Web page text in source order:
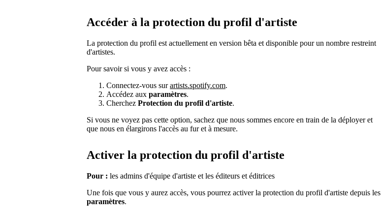
Accéder à la protection du profil d'artiste
La protection du profil est actuellement en version bêta et disponible pour un nombre restreint
d'artistes.
Pour savoir si vous y avez accès :
Connectez-vous surartists.spotify.com.
Accédez aux paramètres.
Cherchez Protection du profil d'artiste.
Si vous ne voyez pas cette option, sachez que nous sommes encore en train de la déployer et
que nous en élargirons l'accès au fur et à mesure.
Activer la protection du profil d'artiste
Pour : les admins d'équipe d'artiste et les éditeurs et éditrices
Une fois que vous y aurez accès, vous pourrez activer la protection du profil d'artiste depuis les
paramètres.